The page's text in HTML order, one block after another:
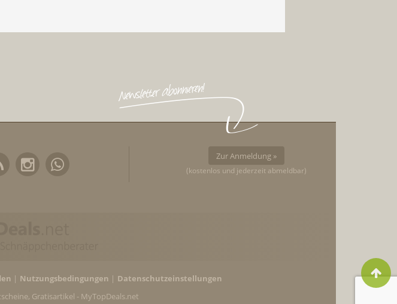
Zur Anmeldung »
(kostenlos und jederzeit abmeldbar)
Nutzungsbedingungen
Datenschutzeinstellungen
Gratisartikel - MyTopDeals.net